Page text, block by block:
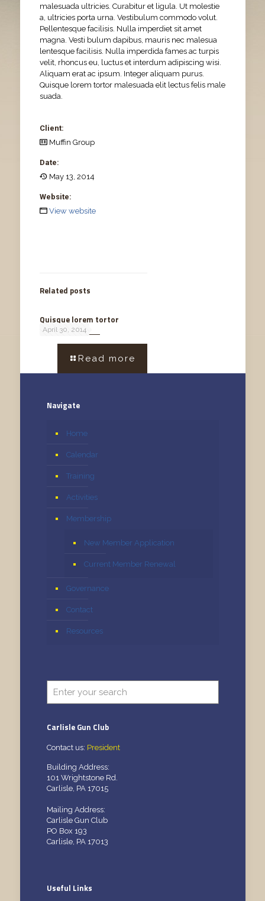
malesuada ultricies. Curabitur et ligula. Ut molestie
a, ultricies porta urna. Vestibulum commodo volut.
Pellentesque facilisis. Nulla imperdiet sit amet
magna. Vesti bulum dapibus, mauris nec malesua
lentesque facilisis. Nulla imperdida fames ac turpis
velit, rhoncus eu, luctus et interdum adipiscing wisi.
Aliquam erat ac ipsum. Integer aliquam purus.
Quisque lorem tortor malesuada elit lectus felis male
suada.
Client:
Muffin Group
Date:
May 13, 2014
Website:
View website
Related posts
April 30, 2014
Quisque lorem tortor
Read more
Navigate
Home
Calendar
Training
Activities
Membership
New Member Application
Current Member Renewal
Governance
Contact
Resources
Carlisle Gun Club
Contact us: President
Building Address:
101 Wrightstone Rd.
Carlisle, PA 17015
Mailing Address:
Carlisle Gun Club
PO Box 193
Carlisle, PA 17013
Useful Links